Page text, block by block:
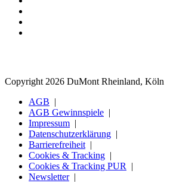
Copyright 2026 DuMont Rheinland, Köln
AGB
AGB Gewinnspiele
Impressum
Datenschutzerklärung
Barrierefreiheit
Cookies & Tracking
Cookies & Tracking PUR
Newsletter